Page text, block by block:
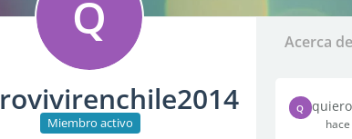
Q
Miembro activo
Acerca de
Q